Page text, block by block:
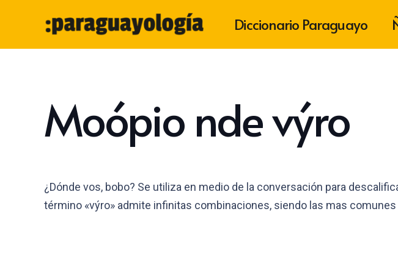
Diccionario Paraguayo
Moópio nde výro
¿Dónde vos, bobo? Se utiliza en medio de la conversación para
término «výro» admite infinitas combinaciones, siendo las mas comunes